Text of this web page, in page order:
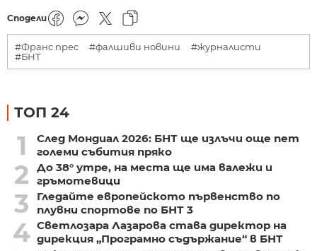
Сподели
#Франс прес #фалшиви новини
#журналисти
#БНТ
ТОП 24
1
След Мондиал 2026: БНТ ще излъчи още пет
големи събития пряко
2
До 38° утре, на места ще има валежи и
гръмотевици
3
Гледайте европейското първенство по
плувни спортове по БНТ 3
4 Светлозара Лазарова става директор на
дирекция „Програмно съдържание“ в БНТ